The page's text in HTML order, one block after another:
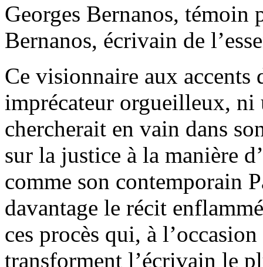
Georges Bernanos,
Bernanos, écrivain de
Ce visionnaire aux accents
imprécateur orgueilleux,
chercherait en vain dans
sur la justice à la manière
comme son contemporain
davantage le récit
ces procès qui, à
transforment l’écrivain le